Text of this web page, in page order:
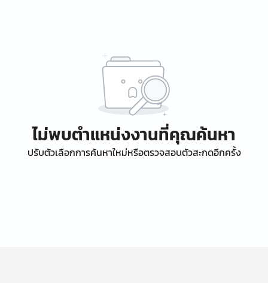
ไม่พบตำแหน่งงานที่คุณค้นหา
ปรับตัวเลือกการค้นหาใหม่หรือตรวจสอบตัวสะกดอีกครั้ง